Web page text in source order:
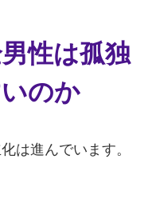
性は孤独
のか
は進んでいます。